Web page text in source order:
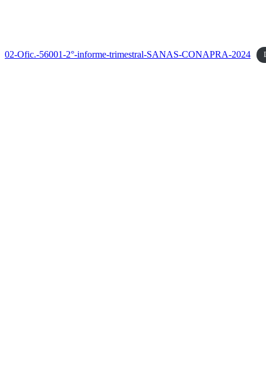
02-Ofic.-56001-2°-informe-trimestral-SANAS-CONAPRA-2024